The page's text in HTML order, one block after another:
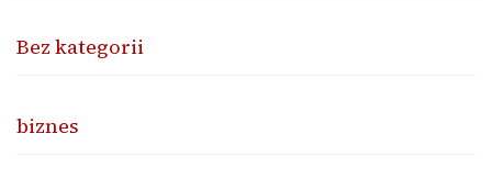
Bez kategorii
biznes